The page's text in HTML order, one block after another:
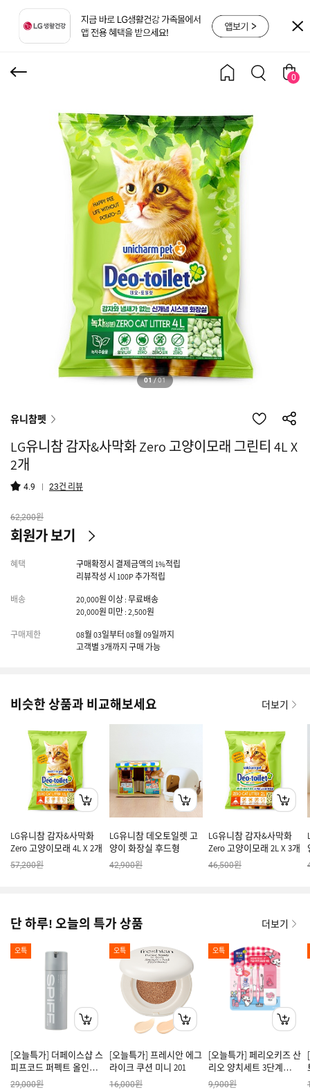
0
ero 고양이모래 그린티 4
01/01
유니참펫
LG유니참 감자&사막화 Zero 고양이모래 그린티 4L X
2개
4.9 23건 리뷰
62,200원
회원가 보기
혜택
구매확정시 결제금액의 1%적립
리뷰작성 시 100P 추가적립
배송
20,000원 이상 : 무료배송
20,000원 미만 : 2,500원
구매제한
08월 03일부터 08월 09일까지
고객별 3개까지 구매 가능
비슷한 상품과 비교해보세요 더보기
LG유니참 감자&사막화
Zero 고양이모래 4L X 2개
57,200원
LG유니참 데오토일렛 고
양이 화장실 후드형
42,900원
LG유니참 감자&사막화
Zero 고양이모래 2L X 3개
46,500원
단 하루! 오늘의 특가 상품 더보기
오특
[오늘특가] 더페이스샵 스
피프코드 퍼펙트 올인원
플루이드 145ml
29,000원
오특
[오늘특가] 프레시안 에그
라이크 쿠션 미니 201
16,000원
오특
[오늘특가] 페리오키즈 산
리오 양치세트 3단계
(Y24)
9,900원